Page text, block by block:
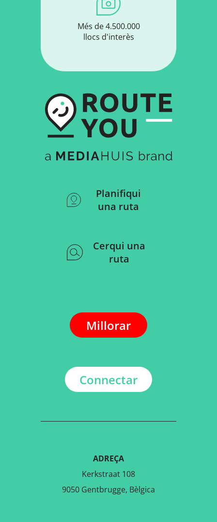
Més de 4.500.000
llocs d'interès
Planifiqui
una ruta
Cerqui una
ruta
Millorar
Connectar
ADREÇA
Kerkstraat 108
9050 Gentbrugge, Bèlgica